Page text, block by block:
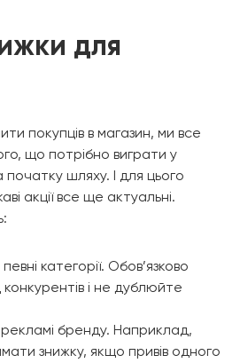
для
покупців в магазин, ми все
що потрібно виграти у
початку шляху. І для цього
акції все ще актуальні.
категорії. Обов’язково
конкурентів і не дублюйте
рекламі бренду. Наприклад,
знижку, якщо привів одного